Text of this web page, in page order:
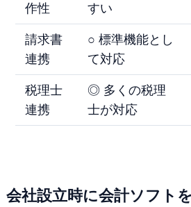
作性
すい
請求書
連携
○ 標準機能とし
て対応
税理士
連携
◎ 多くの税理
士が対応
会社設立時に会計ソフト